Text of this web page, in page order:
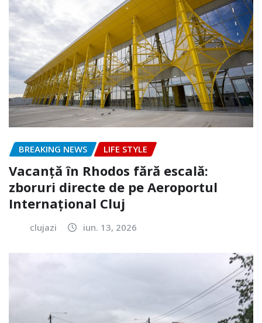
BREAKING NEWS LIFE STYLE
Vacanță în Rhodos fără escală:
zboruri directe de pe Aeroportul
Internațional Cluj
clujazi iun. 13, 2026